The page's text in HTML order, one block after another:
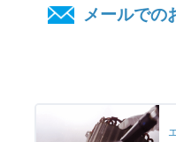
メールでの